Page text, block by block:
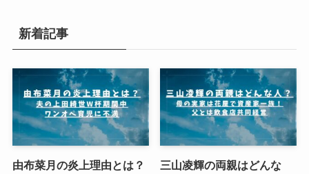
新着記事
由布菜月の炎上理由とは？
三山凌輝の両親はどんな